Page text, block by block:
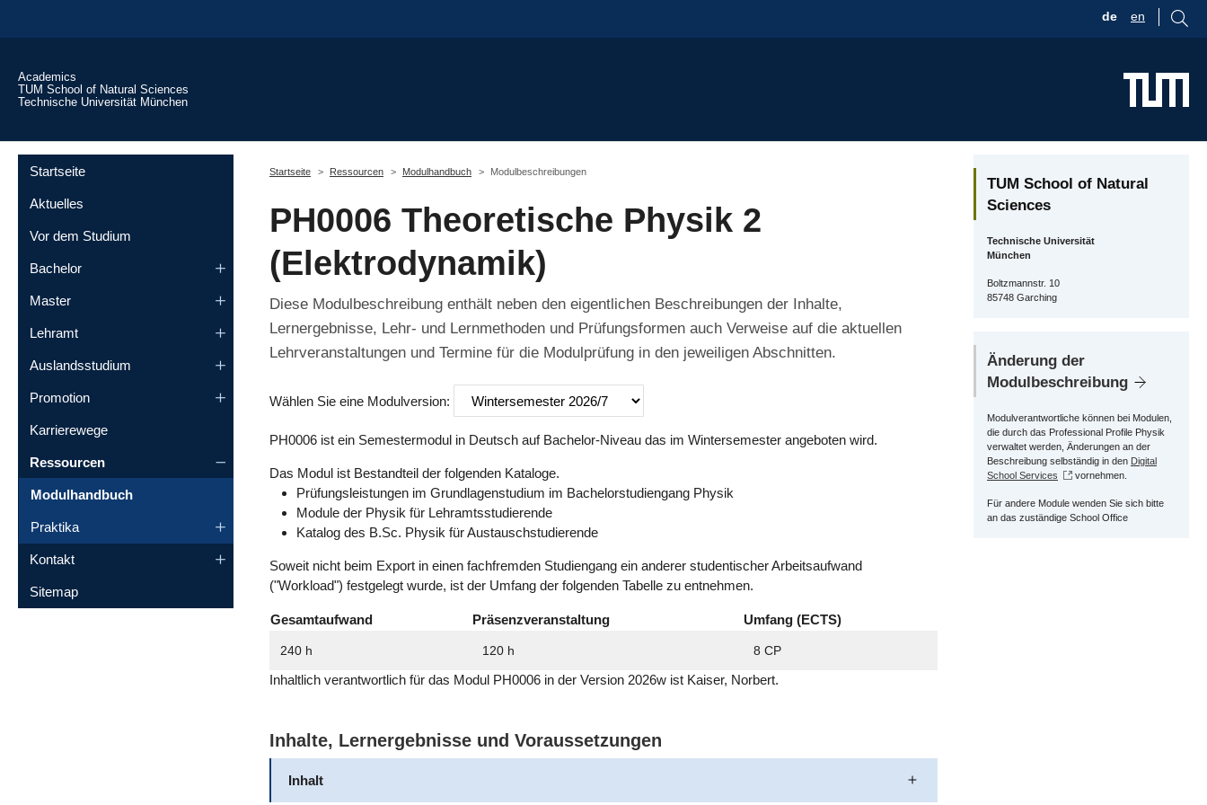
de en
Academics
TUM School of Natural Sciences
Technische Universität München
Startseite
Aktuelles
Vor dem Studium
Bachelor
Master
Lehramt
Auslandsstudium
Promotion
Karrierewege
Ressourcen
Modulhandbuch
Praktika
Kontakt
Sitemap
Startseite
Ressourcen Modulhandbuch Modulbeschreibungen
PH0006 Theoretische Physik 2
(Elektrodynamik)
Diese Modulbeschreibung enthält neben den eigentlichen Beschreibungen der Inhalte,
Lernergebnisse, Lehr- und Lernmethoden und Prüfungsformen auch Verweise auf die aktuellen
Lehrveranstaltungen und Termine für die Modulprüfung in den jeweiligen Abschnitten.
Wählen Sie eine Modulversion:
PH0006 ist ein Semestermodul in Deutsch auf Bachelor-Niveau das im Wintersemester angeboten wird.
Das Modul ist Bestandteil der folgenden Kataloge.
Prüfungsleistungen im Grundlagenstudium im Bachelorstudiengang Physik
Module der Physik für Lehramtsstudierende
Katalog des B.Sc. Physik für Austauschstudierende
Soweit nicht beim Export in einen fachfremden Studiengang ein anderer studentischer Arbeitsaufwand
("Workload") festgelegt wurde, ist der Umfang der folgenden Tabelle zu entnehmen.
Gesamtaufwand Präsenzveranstaltung Umfang (ECTS)
240 h 120 h 8 CP
Inhaltlich verantwortlich für das Modul PH0006 in der Version 2026w ist Kaiser, Norbert.
Inhalte, Lernergebnisse und Voraussetzungen
Inhalt
TUM School of Natural
Sciences
Technische Universität
München
Boltzmannstr. 10
85748 Garching
Änderung der
Modulbeschreibung
Modulverantwortliche können bei Modulen,
die durch das Professional Profile Physik
verwaltet werden, Änderungen an der
Beschreibung selbständig in den Digital
School Services
vornehmen.
Für andere Module wenden Sie sich bitte
an das zuständige School Office